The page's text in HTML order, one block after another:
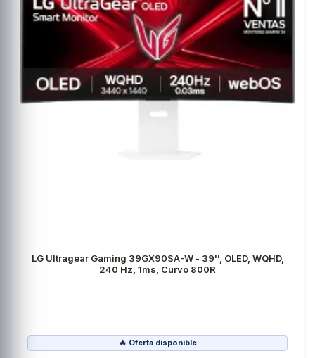
LG Ultragear Gaming 39GX90SA-W - 39'', OLED, WQHD,
240 Hz, 1ms, Curvo 800R
🔥 Oferta disponible